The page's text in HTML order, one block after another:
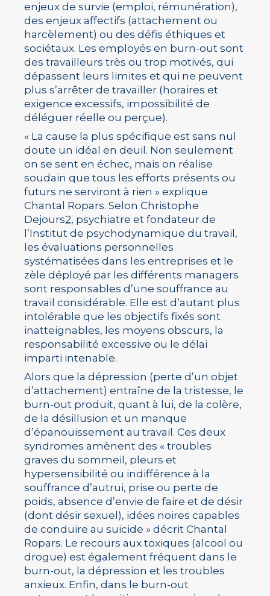
enjeux de survie (emploi, rémunération),
des enjeux affectifs (attachement ou
harcèlement) ou des défis éthiques et
sociétaux. Les employés en burn-out sont
des travailleurs très ou trop motivés, qui
dépassent leurs limites et qui ne peuvent
plus s’arrêter de travailler (horaires et
exigence excessifs, impossibilité de
déléguer réelle ou perçue).
« La cause la plus spécifique est sans nul
doute un idéal en deuil. Non seulement
on se sent en échec, mais on réalise
soudain que tous les efforts présents ou
futurs ne serviront à rien » explique
Chantal Ropars. Selon Christophe
Dejours2, psychiatre et fondateur de
l’Institut de psychodynamique du travail,
les évaluations personnelles
systématisées dans les entreprises et le
zèle déployé par les différents managers
sont responsables d’une souffrance au
travail considérable. Elle est d’autant plus
intolérable que les objectifs fixés sont
inatteignables, les moyens obscurs, la
responsabilité excessive ou le délai
imparti intenable.
Alors que la dépression (perte d’un objet
d’attachement) entraîne de la tristesse, le
burn-out produit, quant à lui, de la colère,
de la désillusion et un manque
d’épanouissement au travail. Ces deux
syndromes amènent des « troubles
graves du sommeil, pleurs et
hypersensibilité ou indifférence à la
souffrance d’autrui, prise ou perte de
poids, absence d’envie de faire et de désir
(dont désir sexuel), idées noires capables
de conduire au suicide » décrit Chantal
Ropars. Le recours aux toxiques (alcool ou
drogue) est également fréquent dans le
burn-out, la dépression et les troubles
anxieux. Enfin, dans le burn-out